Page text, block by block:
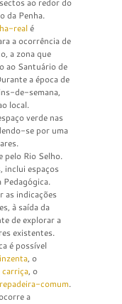
ao redor do
da Penha.
realé
a ocorrência de
a zona que
ao Santuário de
a época de
de-semana,
local.
verde nas
se por uma
pelo Rio Selho.
inclui espaços
Pedagógica.
as indicações
à saída da
de explorar a
existentes.
é possível
, o
carriça, o
comum.
a